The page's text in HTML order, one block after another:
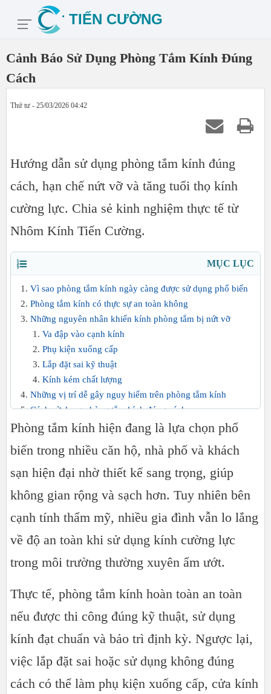
Cảnh Báo Sử Dụng Phòng Tắm Kính Đúng
Cách
Thứ tư - 25/03/2026 04:42
Hướng dẫn sử dụng phòng tắm kính đúng
cách, hạn chế nứt vỡ và tăng tuổi thọ kính
cường lực. Chia sẻ kinh nghiệm thực tế từ
Nhôm Kính Tiến Cường.
MỤC LỤC
Vì sao phòng tắm kính ngày càng được sử dụng phổ biến
Phòng tắm kính có thực sự an toàn không
Những nguyên nhân khiến kính phòng tắm bị nứt vỡ
Va đập vào cạnh kính
Phụ kiện xuống cấp
Lắp đặt sai kỹ thuật
Kính kém chất lượng
Những vị trí dễ gây nguy hiểm trên phòng tắm kính
Cách sử dụng phòng tắm kính đúng cách
Không đóng mở cửa quá mạnh
Lau khô phụ kiện thường xuyên
Kiểm tra ron chắn nước
Dùng hóa chất tẩy mạnh
Không bảo trì định kỳ
Bao lâu nên bảo trì phòng tắm kính một lần
Nên chọn kính bao nhiêu mm cho phòng tắm kính
Kinh nghiệm chọn phòng tắm kính bền đẹp lâu dài
Kết luận
Phòng tắm kính hiện đang là lựa chọn phổ
biến trong nhiều căn hộ, nhà phố và khách
sạn hiện đại nhờ thiết kế sang trọng, giúp
không gian rộng và sạch hơn. Tuy nhiên bên
cạnh tính thẩm mỹ, nhiều gia đình vẫn lo lắng
về độ an toàn khi sử dụng kính cường lực
trong môi trường thường xuyên ẩm ướt.
Thực tế, phòng tắm kính hoàn toàn an toàn
nếu được thi công đúng kỹ thuật, sử dụng
kính đạt chuẩn và bảo trì định kỳ. Ngược lại,
việc lắp đặt sai hoặc sử dụng không đúng
cách có thể làm phụ kiện xuống cấp, cửa kính